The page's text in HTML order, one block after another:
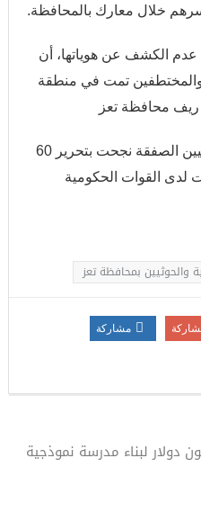
الكشف عن هوياتها، أن
والمختطفين تمت في منطقة
ريف محافظة تعز
وقال موقع المنار الداعم للحوثيين الصفقة نجحت بتحرير 60
لدى القوات الحكومية
والحوثيين بمحافظة تعز
مشاركة
لبناء مدرسة نموذجية